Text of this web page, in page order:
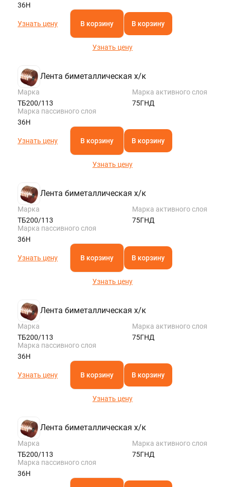
36Н
Узнать цену В корзину В корзину
Узнать цену
Лента биметаллическая х/к
Марка
ТБ200/113
Марка активного слоя
75ГНД
Марка пассивного слоя
36Н
Узнать цену В корзину В корзину
Узнать цену
Лента биметаллическая х/к
Марка
ТБ200/113
Марка активного слоя
75ГНД
Марка пассивного слоя
36Н
Узнать цену В корзину В корзину
Узнать цену
Лента биметаллическая х/к
Марка
ТБ200/113
Марка активного слоя
75ГНД
Марка пассивного слоя
36Н
Узнать цену В корзину В корзину
Узнать цену
Лента биметаллическая х/к
Марка
ТБ200/113
Марка активного слоя
75ГНД
Марка пассивного слоя
36Н